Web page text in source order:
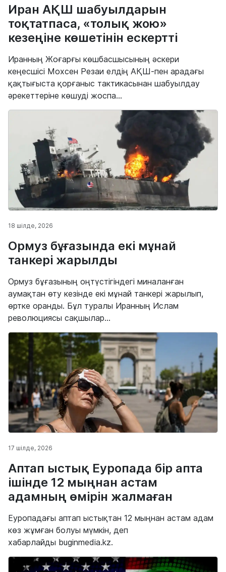
Иран АҚШ шабуылдарын
тоқтатпаса, «толық жою»
кезеңіне көшетінін ескертті
Иранның Жоғарғы көшбасшысының әскери
кеңесшісі Мохсен Резаи елдің АҚШ-пен арадағы
қақтығыста қорғаныс тактикасынан шабуылдау
әрекеттеріне көшуді жоспа...
18 шілде, 2026
Ормуз бұғазында екі мұнай
танкері жарылды
Ормуз бұғазының оңтүстігіндегі миналанған
аумақтан өту кезінде екі мұнай танкері жарылып,
өртке оранды. Бұл туралы Иранның Ислам
революциясы сақшылар...
17 шілде, 2026
Аптап ыстық Еуропада бір апта
ішінде 12 мыңнан астам
адамның өмірін жалмаған
Еуропадағы аптап ыстықтан 12 мыңнан астам адам
көз жұмған болуы мүмкін, деп
хабарлайды buginmedia.kz.